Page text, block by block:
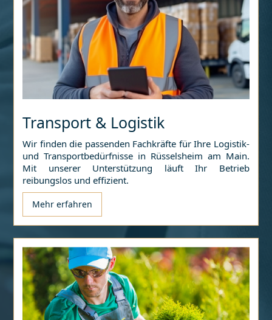
Transport & Logistik
Wir finden die passenden Fachkräfte für Ihre Logistik-
und Transportbedürfnisse in Rüsselsheim am Main.
Mit unserer Unterstützung läuft Ihr Betrieb
reibungslos und effizient.
Mehr erfahren